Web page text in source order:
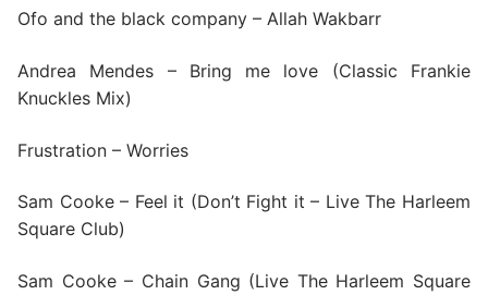
Ofo and the black company – Allah Wakbarr
Andrea Mendes – Bring me love (Classic Frankie
Knuckles Mix)
Frustration – Worries
Sam Cooke – Feel it (Don’t Fight it – Live The Harleem
Square Club)
Sam Cooke – Chain Gang (Live The Harleem Square